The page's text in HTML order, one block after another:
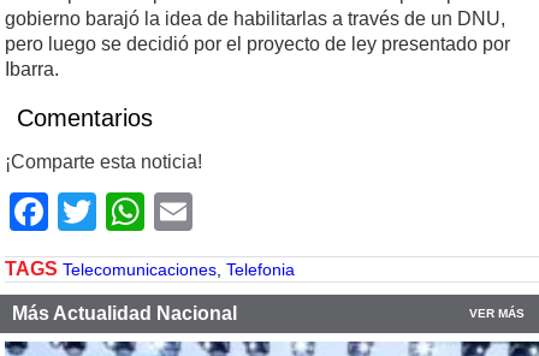
gobierno barajó la idea de habilitarlas a través de un DNU,
pero luego se decidió por el proyecto de ley presentado por
Ibarra.
Comentarios
¡Comparte esta noticia!
Facebook
TwitterWhatsApp
TAGS Telecomunicaciones Telefonia
Más Actualidad Nacional VER MÁS